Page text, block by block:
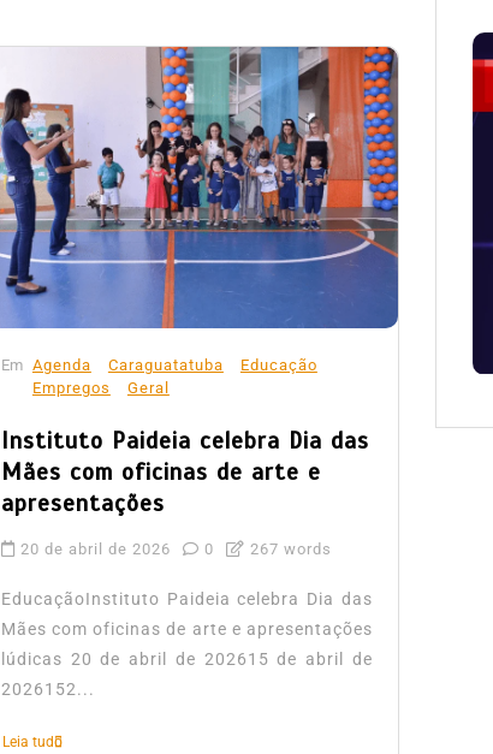
Em Agenda Caraguatatuba
Educação
Empregos
Geral
Instituto Paideia celebra Dia das
Mães com oficinas de arte e
apresentações
20 de abril de 2026 0 267 words
EducaçãoInstituto Paideia celebra Dia das
Mães com oficinas de arte e apresentações
lúdicas 20 de abril de 202615 de abril de
2026152...
Leia tudo